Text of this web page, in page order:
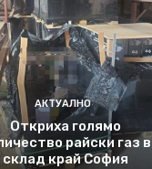
АКТУАЛНО
Откриха голямо
райски газ в
склад край София